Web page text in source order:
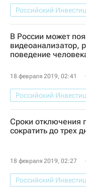
Наука
Туризм
В России может
видеоанализатор,
поведение
18 февраля 2019, 02:41
Андрей Чибис
Сроки отключения
сократить до трех
18 февраля 2019, 02:27